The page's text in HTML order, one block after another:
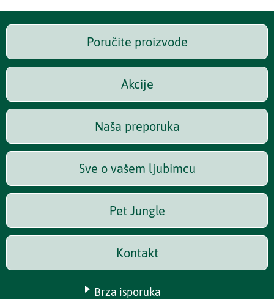
Poručite proizvode
Akcije
Naša preporuka
Sve o vašem ljubimcu
Pet Jungle
Kontakt
Brza isporuka